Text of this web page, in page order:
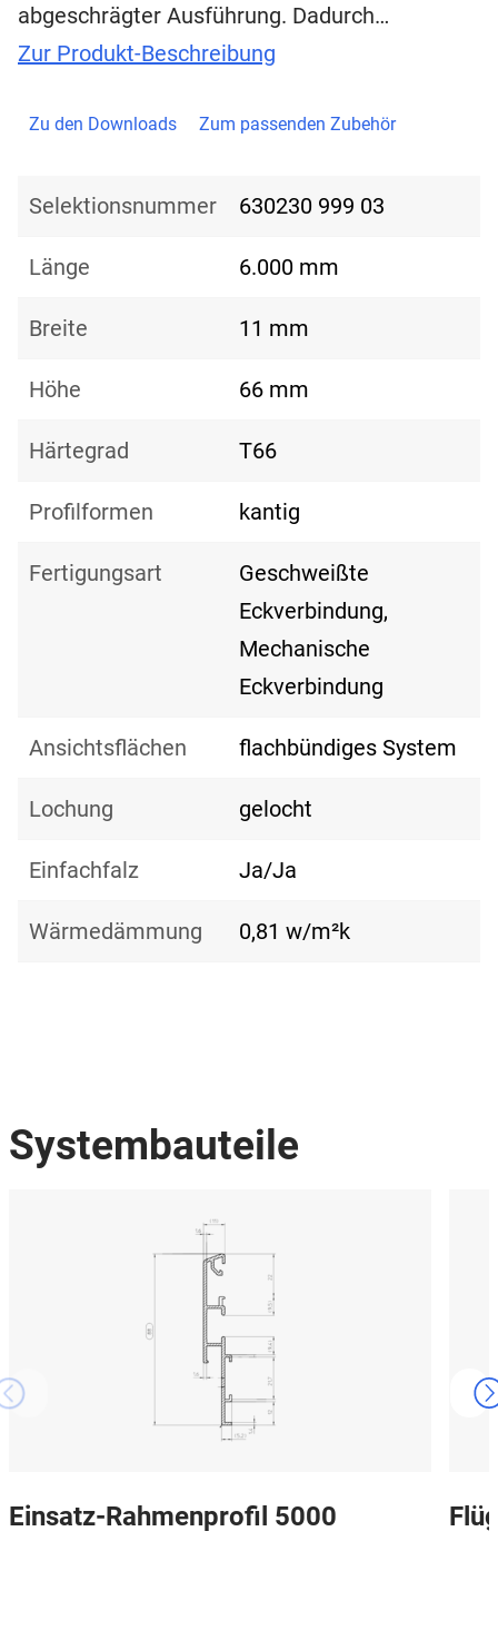
abgeschrägter Ausführung. Dadurch…
Zur Produkt-Beschreibung
Zu den Downloads Zum passenden Zubehör
Selektionsnummer 630230 999 03
Länge 6.000 mm
Breite 11 mm
Höhe 66 mm
Härtegrad T66
Profilformen kantig
Fertigungsart
Geschweißte
Eckverbindung,
Mechanische
Eckverbindung
Ansichtsflächen flachbündiges System
Lochung gelocht
Einfachfalz Ja/Ja
Wärmedämmung 0,81 w/m²k
Systembauteile
Einsatz-Rahmenprofil 5000